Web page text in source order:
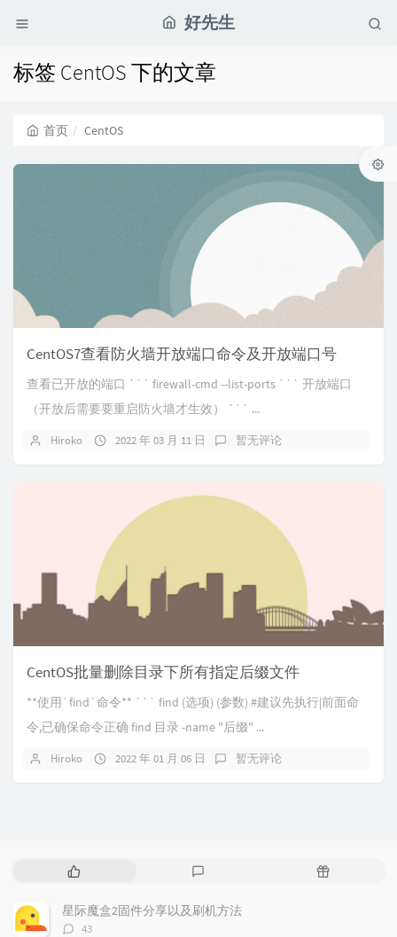
好先生
标签 CentOS 下的文章
首页 CentOS
CentOS7查看防火墙开放端口命令及开放端口号
查看已开放的端口 ``` firewall-cmd --list-ports ``` 开放端口
（开放后需要要重启防火墙才生效） ``` ...
Hiroko 2022 年 03 月 11 日 暂无评论
CentOS批量删除目录下所有指定后缀文件
**使用`find`命令** ``` find (选项) (参数) #建议先执行|前面命
令,已确保命令正确 find 目录 -name "后缀" ...
Hiroko 2022 年 01 月 06 日 暂无评论
热
文
章
评
论
随
星际魔盒2固件分享以及刷机方法
评
43